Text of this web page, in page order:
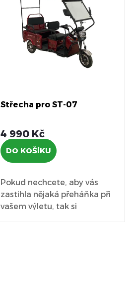
Střecha pro ST-07
4 990 Kč
DO KOŠÍKU
Pokud nechcete, aby vás
zastihla nějaká přeháňka při
vašem výletu, tak si